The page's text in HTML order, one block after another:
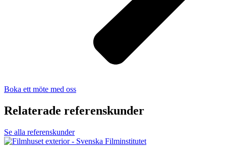
Boka ett möte med oss
Relaterade referenskunder
Se alla referenskunder